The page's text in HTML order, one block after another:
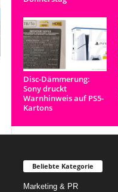
Disc-Dämmerung:
Sony druckt
Warnhinweis auf PS5-
Kartons
Beliebte Kategorie
Marketing & PR